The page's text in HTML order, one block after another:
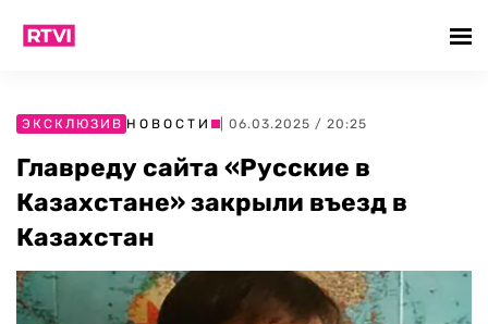
ЭКСКЛЮЗИВ НОВОСТИ | 06.03.2025 / 20:25
Главреду сайта «Русские в
Казахстане» закрыли въезд в
Казахстан